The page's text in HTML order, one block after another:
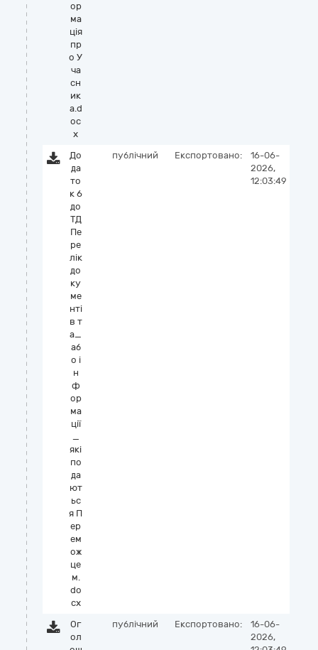
ор
ма
ція
пр
о У
ча
сн
ик
а.d
oc
x
До
да
то
к 6
до
ТД
Пе
ре
лік
до
ку
ме
нті
в т
а_
аб
о і
н
ф
ор
ма
ції
_
які
по
да
ют
ьс
я П
ер
ем
ож
це
м.
do
cx
публічний Експортовано:
16-06-
2026,
12:03:49
Ог
ол
публічний Експортовано:
16-06-
2026,